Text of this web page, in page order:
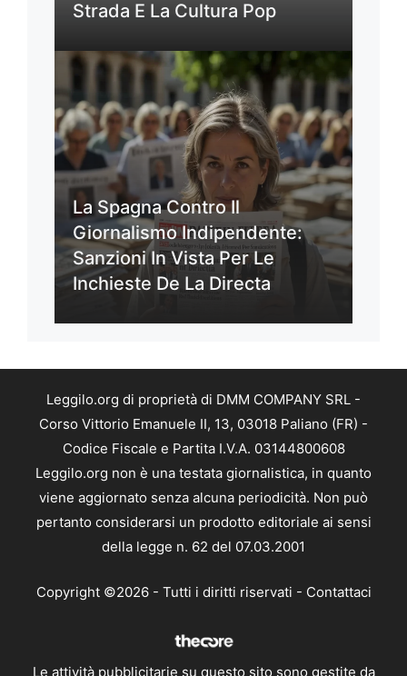
Strada E La Cultura Pop
La Spagna Contro Il
Giornalismo Indipendente:
Sanzioni In Vista Per Le
Inchieste De La Directa
Leggilo.org di proprietà di DMM COMPANY SRL -
Corso Vittorio Emanuele II, 13, 03018 Paliano (FR) -
Codice Fiscale e Partita I.V.A. 03144800608
Leggilo.org non è una testata giornalistica, in quanto
viene aggiornato senza alcuna periodicità. Non può
pertanto considerarsi un prodotto editoriale ai sensi
della legge n. 62 del 07.03.2001
Copyright ©2026 - Tutti i diritti riservati - Contattaci
Le attività pubblicitarie su questo sito sono gestite da